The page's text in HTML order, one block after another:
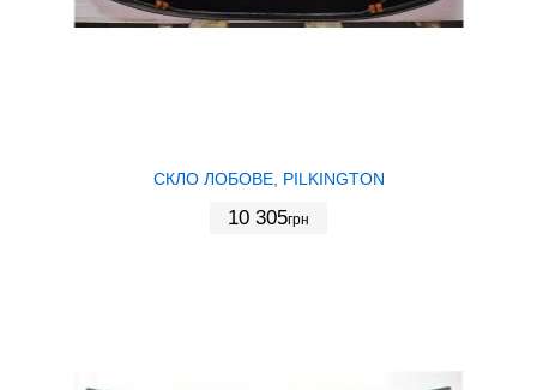
СКЛО ЛОБОВЕ, PILKINGTON
10 305грн